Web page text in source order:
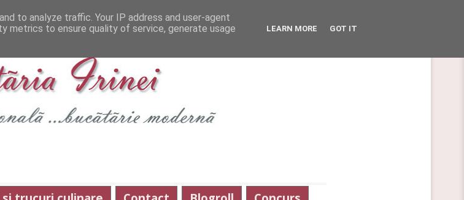
to analyze traffic. Your IP address and user-agent
metrics to ensure quality of service, generate usage
LEARN MORE GOT IT